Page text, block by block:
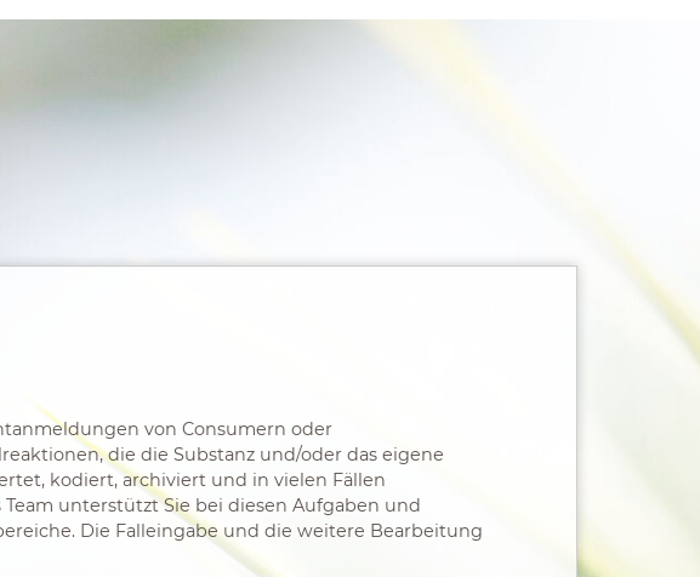
von Consumern oder
die die Substanz und/oder das eigene
kodiert, archiviert und in vielen Fällen
unterstützt Sie bei diesen Aufgaben und
Die Falleingabe und die weitere Bearbeitung